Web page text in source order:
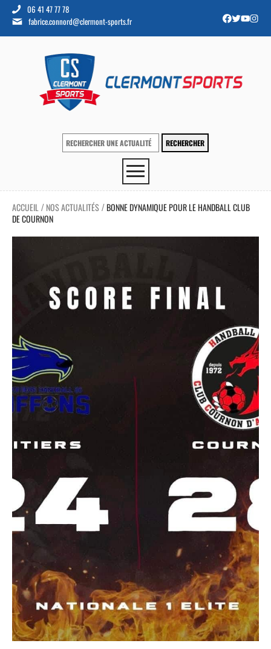
06 41 47 77 78
fabrice.connord@clermont-sports.fr
ACCUEIL / NOS ACTUALITÉS /BONNE DYNAMIQUE POUR LE HANDBALL CLUB
DE COURNON